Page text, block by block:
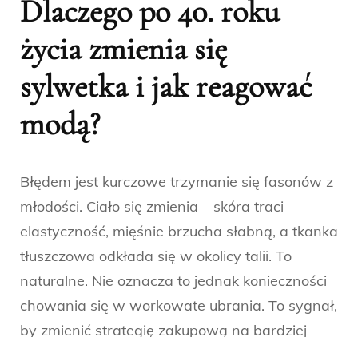
Dlaczego po 40. roku
życia zmienia się
sylwetka i jak reagować
modą?
Błędem jest kurczowe trzymanie się fasonów z
młodości. Ciało się zmienia – skóra traci
elastyczność, mięśnie brzucha słabną, a tkanka
tłuszczowa odkłada się w okolicy talii. To
naturalne. Nie oznacza to jednak konieczności
chowania się w workowate ubrania. To sygnał,
by zmienić strategię zakupową na bardziej